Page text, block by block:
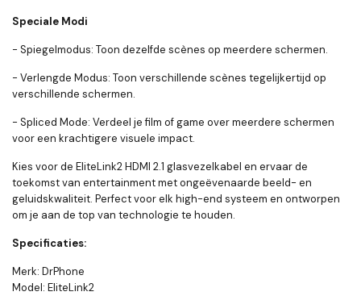
Speciale Modi
- Spiegelmodus: Toon dezelfde scènes op meerdere schermen.
- Verlengde Modus: Toon verschillende scènes tegelijkertijd op
verschillende schermen.
- Spliced Mode: Verdeel je film of game over meerdere schermen
voor een krachtigere visuele impact.
Kies voor de EliteLink2 HDMI 2.1 glasvezelkabel en ervaar de
toekomst van entertainment met ongeëvenaarde beeld- en
geluidskwaliteit. Perfect voor elk high-end systeem en ontworpen
om je aan de top van technologie te houden.
Specificaties:
Merk: DrPhone
Model: EliteLink2